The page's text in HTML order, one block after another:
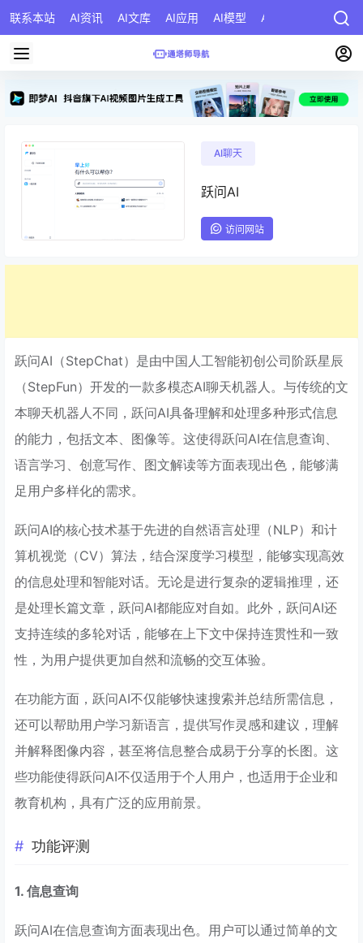
联系本站 AI资讯 AI文库 AI应用 AI模型 AI公司 AI提示词
AI聊天
跃问AI
访问网站
跃问AI（StepChat）是由中国人工智能初创公司阶跃星辰
（StepFun）开发的一款多模态AI聊天机器人。与传统的文
本聊天机器人不同，跃问AI具备理解和处理多种形式信息
的能力，包括文本、图像等。这使得跃问AI在信息查询、
语言学习、创意写作、图文解读等方面表现出色，能够满
足用户多样化的需求。
跃问AI的核心技术基于先进的自然语言处理（NLP）和计
算机视觉（CV）算法，结合深度学习模型，能够实现高效
的信息处理和智能对话。无论是进行复杂的逻辑推理，还
是处理长篇文章，跃问AI都能应对自如。此外，跃问AI还
支持连续的多轮对话，能够在上下文中保持连贯性和一致
性，为用户提供更加自然和流畅的交互体验。
在功能方面，跃问AI不仅能够快速搜索并总结所需信息，
还可以帮助用户学习新语言，提供写作灵感和建议，理解
并解释图像内容，甚至将信息整合成易于分享的长图。这
些功能使得跃问AI不仅适用于个人用户，也适用于企业和
教育机构，具有广泛的应用前景。
功能评测
1. 信息查询
跃问AI在信息查询方面表现出色。用户可以通过简单的文